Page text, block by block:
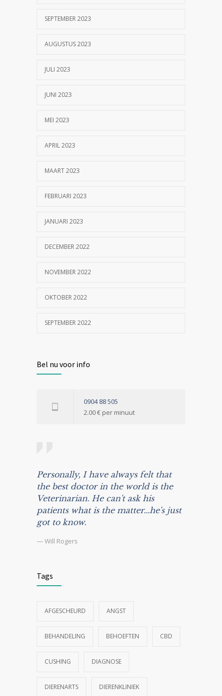
SEPTEMBER 2023
AUGUSTUS 2023
JULI 2023
JUNI 2023
MEI 2023
APRIL 2023
MAART 2023
FEBRUARI 2023
JANUARI 2023
DECEMBER 2022
NOVEMBER 2022
OKTOBER 2022
SEPTEMBER 2022
Bel nu voor info
0904 88 505
2.00 € per minuut
Personally, I have always felt that
the best doctor in the world is the
Veterinarian. He can't ask his
patients what is the matter...he's just
got to know.
— Will Rogers
Tags
AFGESCHEURD ANGST
BEHANDELING BEHOEFTEN CBD
CUSHING DIAGNOSE
DIERENARTS DIERENKLINIEK